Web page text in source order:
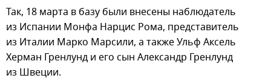
Так, 18 марта в базу были внесены наблюдатель
из Испании Монфа Нарцис Рома, представитель
из Италии Марко Марсили, а также Ульф Аксель
Херман Гренлунд и его сын Александр Гренлунд
из Швеции.